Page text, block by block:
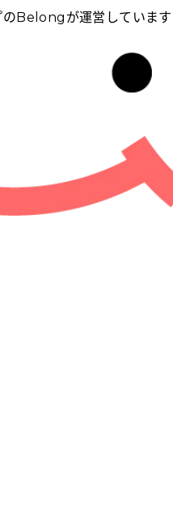
のBelongが運営しています